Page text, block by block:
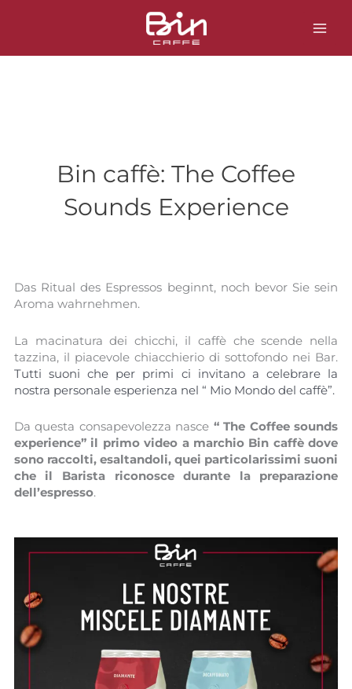
Bin caffè: The Coffee
Sounds Experience
Das Ritual des Espressos beginnt, noch bevor Sie sein
Aroma wahrnehmen.
La macinatura dei chicchi, il caffè che scende nella
tazzina, il piacevole chiacchierio di sottofondo nei Bar.
Tutti suoni che per primi ci invitano a celebrare la
nostra personale esperienza nel “ Mio Mondo del caffè”.
Da questa consapevolezza nasce “ The Coffee sounds
experience” il primo video a marchio Bin caffè dove
sono raccolti, esaltandoli, quei particolarissimi suoni
che il Barista riconosce durante la preparazione
dell’espresso.